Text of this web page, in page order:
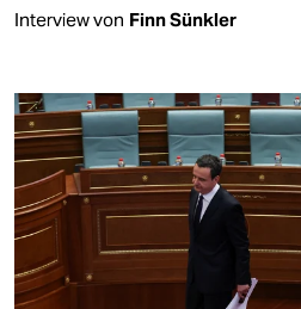
Interview von Finn Sünkler